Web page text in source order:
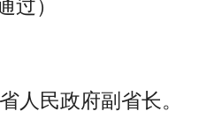
过）
民政府副省长。